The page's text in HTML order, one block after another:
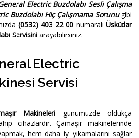
Electric Buzdolabı Sesli Çalışma
Buzdolabı Hiç Çalışmama Sorunugibi
(0532) 403 22 00 numaralı Üsküdar
Servisini arayabilirsiniz.
Electric
Servisi
Makineleri günümüzde oldukça
cihazlardır. Çamaşır makinelerinde
hem daha iyi yıkamalarını sağlar